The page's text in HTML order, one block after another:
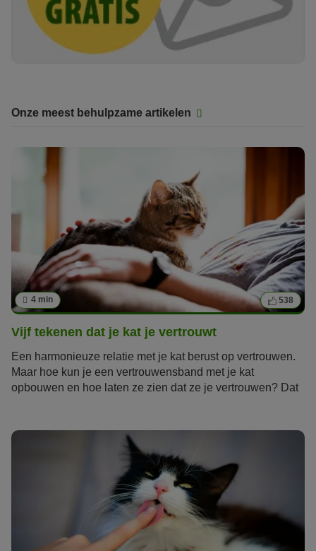
Onze meest behulpzame artikelen
4 min 538
Vijf tekenen dat je kat je vertrouwt
Een harmonieuze relatie met je kat berust op vertrouwen.
Maar hoe kun je een vertrouwensband met je kat
opbouwen en hoe laten ze zien dat ze je vertrouwen? Dat
deze vijf gedragskenmerken je verraden of en in hoeverre